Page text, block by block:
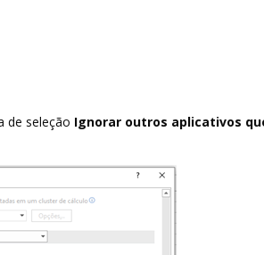
de seleção Ignorar outros aplicativos